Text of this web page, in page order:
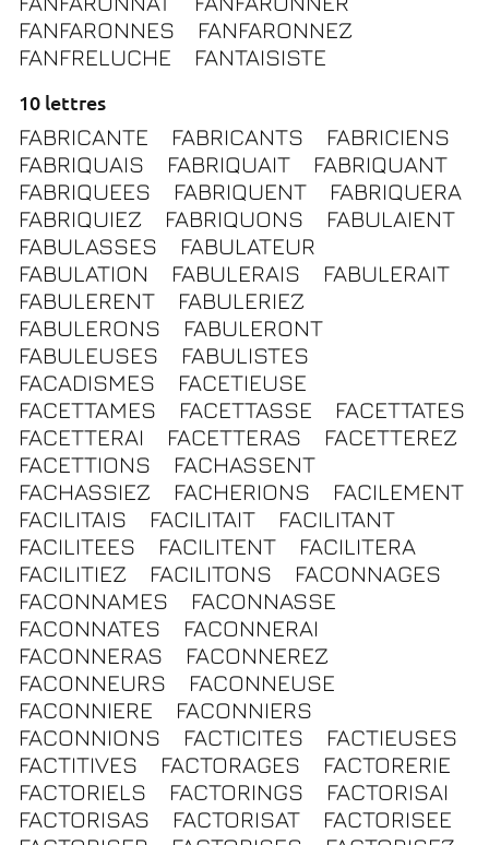
FANFARONNES
FANFARONNEZ
FANFRELUCHE
FANTAISISTE
10 lettres
FABRICANTE FABRICANTS
FABRICIENS
FABRIQUAIS
FABRIQUAIT
FABRIQUANT
FABRIQUEES
FABRIQUENT
FABRIQUERA
FABRIQUIEZ
FABRIQUONS
FABULAIENT
FABULASSES
FABULATEUR
FABULATION
FABULERAIS
FABULERAIT
FABULERENT
FABULERIEZ
FABULERONS
FABULERONT
FABULEUSES
FABULISTES
FACADISMES
FACETIEUSE
FACETTAMES
FACETTASSE
FACETTATES
FACETTERAI
FACETTERAS
FACETTEREZ
FACETTIONS
FACHASSENT
FACHASSIEZ
FACHERIONS
FACILEMENT
FACILITAIS
FACILITAIT
FACILITANT
FACILITEES
FACILITENT
FACILITERA
FACILITIEZ
FACILITONS
FACONNAGES
FACONNAMES
FACONNASSE
FACONNATES
FACONNERAI
FACONNERAS
FACONNEREZ
FACONNEURS
FACONNEUSE
FACONNIERE
FACONNIERS
FACONNIONS
FACTICITES
FACTIEUSES
FACTITIVES
FACTORAGES
FACTORERIE
FACTORIELS
FACTORINGS
FACTORISAI
FACTORISAS
FACTORISAT
FACTORISEE